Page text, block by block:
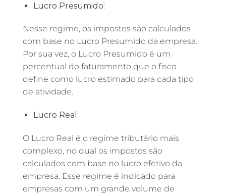
Lucro Presumido:
Nesse regime, os impostos são calculados
com base no Lucro Presumido da empresa.
Por sua vez, o Lucro Presumido é um
percentual do faturamento que o fisco
define como lucro estimado para cada tipo
de atividade.
Lucro Real:
O Lucro Real é o regime tributário mais
complexo, no qual os impostos são
calculados com base no lucro efetivo da
empresa. Esse regime é indicado para
empresas com um grande volume de